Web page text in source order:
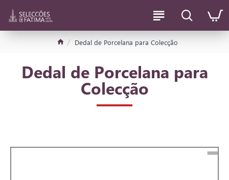
Dedal de Porcelana para Colecção
Dedal de Porcelana para
Colecção